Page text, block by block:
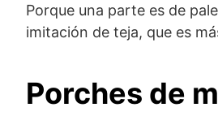
Porque una parte es de
imitación de teja, que es
Porches de